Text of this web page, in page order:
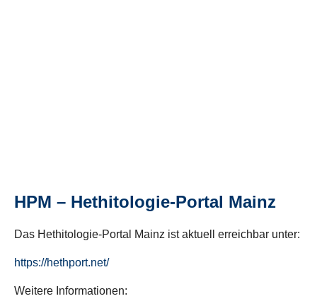
HPM – Hethitologie-Portal Mainz
Das Hethitologie-Portal Mainz ist aktuell erreichbar unter:
https://hethport.net/
Weitere Informationen: